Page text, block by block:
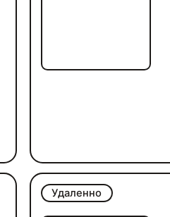
Удаленно